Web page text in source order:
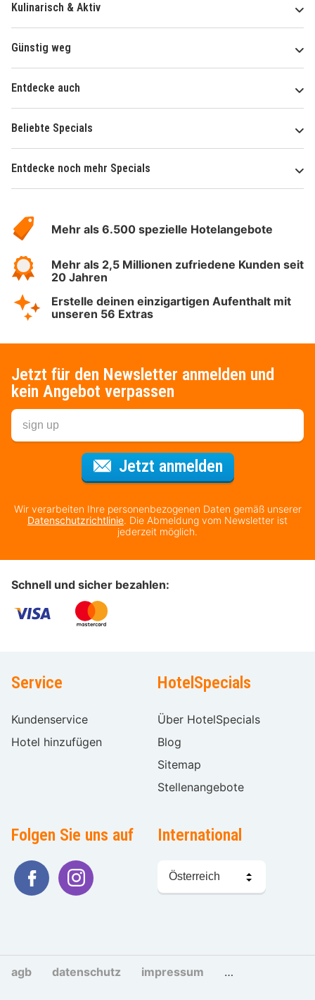
Kulinarisch & Aktiv
Günstig weg
Entdecke auch
Beliebte Specials
Entdecke noch mehr Specials
Hotelspecials
Mehr als 6.500 spezielle Hotelangebote
Mehr als 2,5 Millionen zufriedene Kunden seit
20 Jahren
Erstelle deinen einzigartigen Aufenthalt mit
unseren 56 Extras
Jetzt für den Newsletter anmelden und
kein Angebot verpassen
Jetzt anmeldenFür den
Wir verarbeiten Ihre personenbezogenen Daten gemäß unserer
Datenschutzrichtlinie. Die Abmeldung vom Newsletter ist
jederzeit möglich.
Schnell und sicher bezahlen:
Service
Kundenservice
Hotel hinzufügen
HotelSpecials
Über HotelSpecials
Blog
Sitemap
Stellenangebote
Folgen Sie uns auf International
Sprache
wählen
agb datenschutz impressum cookies und